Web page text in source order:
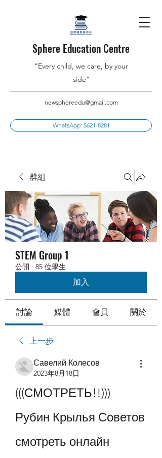
Sphere Education Centre
”Every child, we care, by your
side”
newsphereedu@gmail.com
WhatsApp: 5621-8281
群組
STEM Group 1
公開 · 85 位學生
加入
討論 媒體 會員 關於
上一步
Савелий Колесов
2023年8月18日
(((СМОТРЕТЬ!!)))
Рубин Крылья Советов
смотреть онлайн